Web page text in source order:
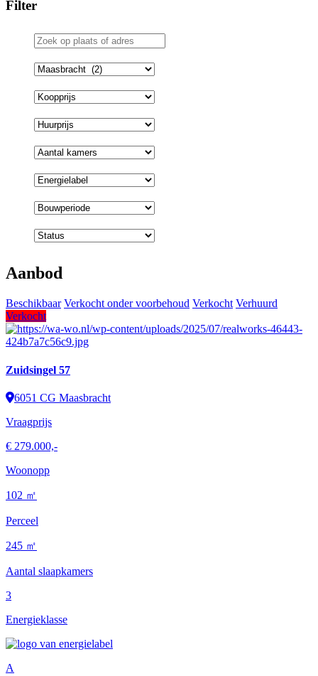
Filter
Zoek
op
plaats
of
adres
Plaatsnaam
Koopprijs
Huurprijs
Aantal
Energielabel
Bouwperiode
Status
Aanbod
Beschikbaar Verkocht onder voorbehoud Verkocht Verhuurd
Verkocht
Zuidsingel 57
6051 CG Maasbracht
Vraagprijs
€ 279.000,-
Woonopp
102 ㎡
Perceel
245 ㎡
Aantal slaapkamers
3
Energieklasse
A